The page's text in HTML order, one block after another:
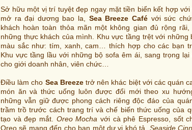
Sở hữu một vị trí tuyệt đẹp ngay mặt tiền biển kết hợp
mở ra đại dương bao la, Sea Breeze Cafévới sức
khách hoàn toàn thỏa mãn một không gian đủ rộng
những thực khách của mình. Khu vực tầng trệt với những
màu sắc như: tím, xanh, cam… thích hợp cho các bạn
Khu vực tầng lầu với những bộ sofa êm ái, sang trọng
cho giới doanh nhân, viên chức…
Điều làm cho Sea Breezetrở nên khác biệt với các quán
món ăn và thức uống luôn được đổi mới theo xu
những vẫn giữ được phong cách riêng độc đáo của
trầm trồ trước cách trang trí và chế biến thức uống của
tạo và đẹp mắt. Oreo Mocha với cà phê Espresso, sốt
Oreo sẽ mang đến cho bạn một dư vị khó tả. Seaside